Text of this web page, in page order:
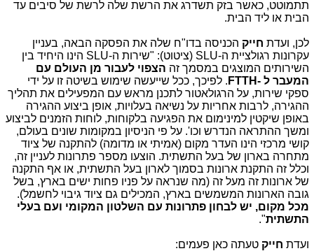
תתמוטט, כאשר בזק תשדרג את הרשת שלה לרשת של סיבים עד
הבית או ליד הבית.
לכן, ועדת חייק הכניסה בדו"ח שלה את הפסקה הבאה, בעניין
עקרונות רגולציית ה-SLU (ציטוט): "שירות ה-SLU הינו היחיד בין
השירותים המוצגים במסמך זה הצפוי לעבור מן העולם עם
המעבר ל -FTTH
. לפיכך, ככל שייעשה שימוש בשיטה זו על ידי
ספקי שירות, על הרגולאטור לתכנן מראש עם המפעילים את תהליך
ההגירה, לרבות אחריות על נשיאה בעלויות, אופן ביצוע ההגירה
באופן שיקטין למינימום את הפגיעה בלקוחות, לוחות הזמנים לביצוע
ומשך ההתראה הנדרש וכו'. על פי הניסיון במקומות שונים בעולם,
קושי מרכזי הינו העדר מקום (אמיתי או מדומה) להתקנה של ציוד
מתחרה בארון של בעל התשתית. הוצעו מספר פתרונות לעניין זה,
וכלל זה התקנת ארונות בסמוך לארון בעל התשתית, או אף התקנה
של ארונות זה מעל זה (מה שנראה על פניו פחות ישים בארץ, בשל
גובה הארונות המשמשים בארץ, המכילים גם ציוד גיבוי לחשמל).
מכל מקום, יש לבחון פתרונות עם השלטון המקומי ועם בעלי
התשתית".
ועדת חייק טעתה כאן פעמים: